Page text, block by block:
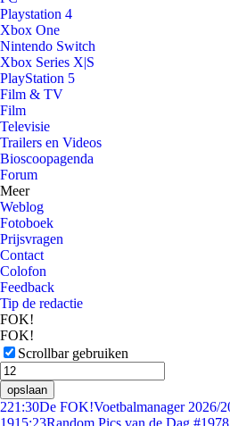
Playstation 4
Xbox One
Nintendo Switch
Xbox Series X|S
PlayStation 5
Film & TV
Film
Televisie
Trailers en Videos
Bioscoopagenda
Forum
Meer
Weblog
Fotoboek
Prijsvragen
Contact
Colofon
Feedback
Tip de redactie
FOK!
FOK!
Scrollbar gebruiken
opslaan
221:30De FOK!Voetbalmanager 2026/
1915:23Random Pics van de Dag #1978